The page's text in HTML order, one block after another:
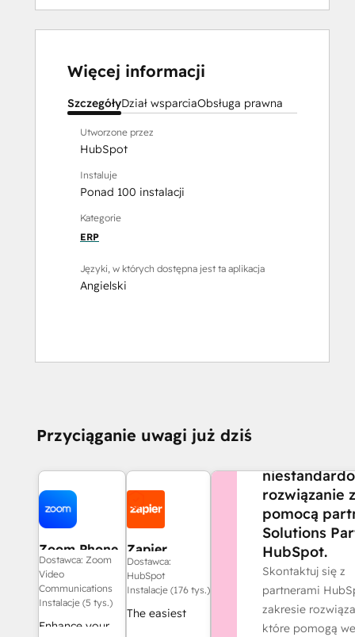
Więcej informacji
SzczegółyDział wsparciaObsługa prawna
Utworzone przez
HubSpot
Instaluje
Ponad 100 instalacji
Kategorie
ERP
Języki, w których dostępna jest ta aplikacja
Angielski
Przyciąganie uwagi już dziś
Zoom Phone
for HubSpot
Dostawca: Zoom
Video
Communications
Instalacje (5 tys.)
Enhance your
Zapier
Dostawca:
HubSpot
Instalacje (176 tys.)
The easiest
rozwiązanie z
pomocą
Solutions
HubSpot.
Skontaktuj się z
partnerami
zakresie
które pomogą we